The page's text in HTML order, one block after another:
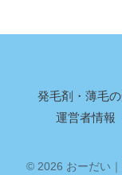
発毛剤・薄毛
運営者情報
© 2026 おーだい